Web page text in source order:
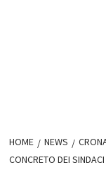
HOME NEWS
CONCRETO DEI